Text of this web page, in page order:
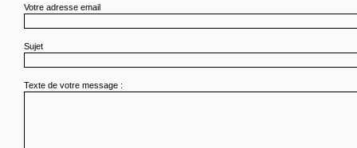
Votre adresse email
Sujet
Texte de votre message :